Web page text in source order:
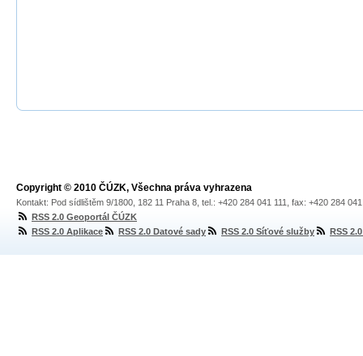
Copyright © 2010 ČÚZK, Všechna práva vyhrazena
Kontakt: Pod sídlištěm 9/1800, 182 11 Praha 8, tel.: +420 284 041 111, fax: +420 284
RSS 2.0 Geoportál ČÚZK
RSS 2.0 Aplikace
RSS 2.0 Datové sady RSS 2.0 Síťové služby RSS